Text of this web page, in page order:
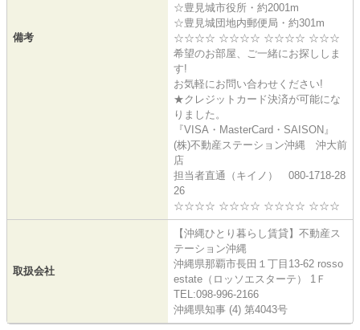
備考
☆豊見城市役所・約2001m
☆豊見城団地内郵便局・約301m
☆☆☆☆ ☆☆☆☆ ☆☆☆☆ ☆☆☆
希望のお部屋、ご一緒にお探ししま
す!
お気軽にお問い合わせください!
★クレジットカード決済が可能にな
りました。
『VISA・MasterCard・SAISON』
(株)不動産ステーション沖縄 沖大前
店
担当者直通（キイノ） 080-1718-28
26
☆☆☆☆ ☆☆☆☆ ☆☆☆☆ ☆☆☆
取扱会社
【沖縄ひとり暮らし賃貸】不動産ス
テーション沖縄
沖縄県那覇市長田１丁目13-62 rosso
estate（ロッソエスターテ） 1Ｆ
TEL:098-996-2166
沖縄県知事 (4) 第4043号